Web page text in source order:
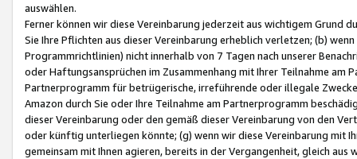
auswählen.
Ferner können wir diese Vereinbarung jederzeit aus wichtigem Grund
Sie Ihre Pflichten aus dieser Vereinbarung erheblich verletzen; (b)
Programmrichtlinien) nicht innerhalb von 7 Tagen nach unserer
oder Haftungsansprüchen im Zusammenhang mit Ihrer Teilnahme am
Partnerprogramm für betrügerische, irreführende oder illegale
Amazon durch Sie oder Ihre Teilnahme am Partnerprogramm
dieser Vereinbarung oder den gemäß dieser Vereinbarung von den
oder künftig unterliegen könnte; (g) wenn wir diese Vereinbarung mit
gemeinsam mit Ihnen agieren, bereits in der Vergangenheit, gleich